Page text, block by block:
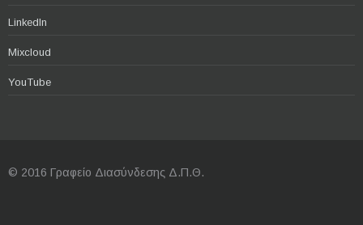
LinkedIn
Mixcloud
YouTube
© 2016 Γραφείο Διασύνδεσης Δ.Π.Θ.